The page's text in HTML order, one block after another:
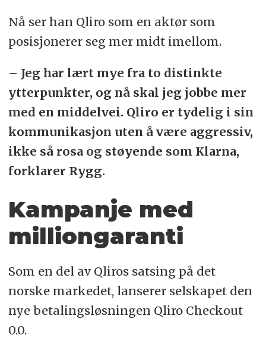
Nå ser han Qliro som en aktør som
posisjonerer seg mer midt imellom.
– Jeg har lært mye fra to distinkte
ytterpunkter, og nå skal jeg jobbe mer
med en middelvei. Qliro er tydelig i sin
kommunikasjon uten å være aggressiv,
ikke så rosa og støyende som Klarna,
forklarer Rygg.
Kampanje med
milliongaranti
Som en del av Qliros satsing på det
norske markedet, lanserer selskapet den
nye betalingsløsningen Qliro Checkout
0.0.